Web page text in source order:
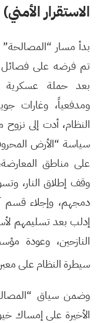
الاستقرار الأمني)
تم فرضه على فصائل
بعد حملة
ومدفعياً، وغارات
سياسة “الأرض
على مناطق
وقف إطلاق النار،
دمجهم، وإجلاء قسم
إدلب بعد تسليمهم
النازحين، وعودة
سيطرة النظام على
وضمن سياق
الأخيرة على إمساك